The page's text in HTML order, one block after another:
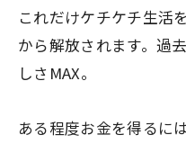
これだけケチケチ生活
から解放されます。過
しさMAX。
ある程度お金を得るに